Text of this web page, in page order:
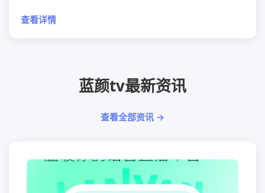
查看详情
蓝颜tv最新资讯
查看全部资讯 →